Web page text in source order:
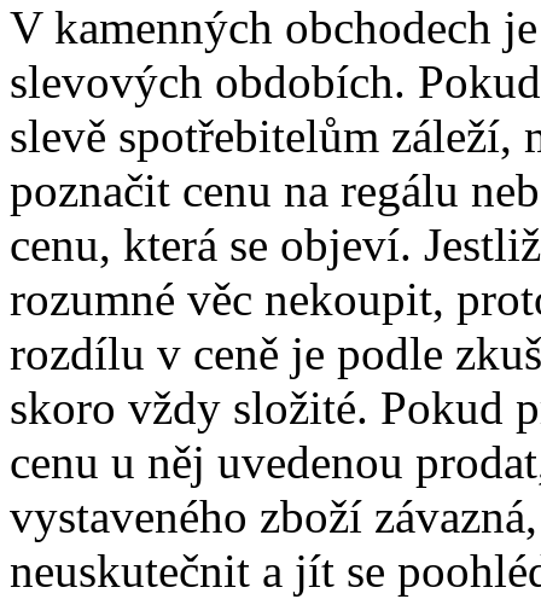
V kamenných obchodech
slevových obdobích.
slevě spotřebitelům záleží,
poznačit cenu na regálu
cenu, která se objeví.
rozumné věc nekoupit,
rozdílu v ceně je podle
skoro vždy složité. Pokud
cenu u něj uvedenou
vystaveného zboží
neuskutečnit a jít se